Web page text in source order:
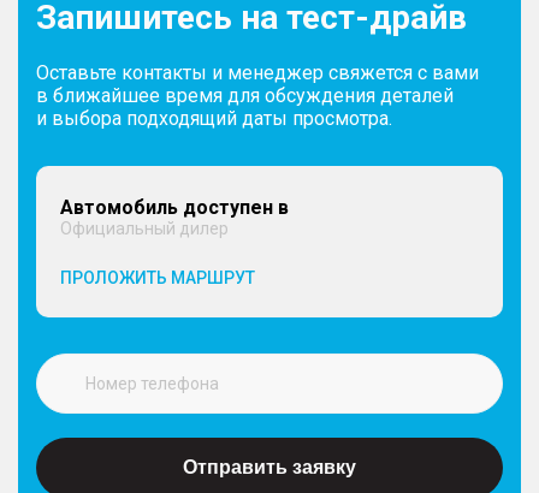
Запишитесь на тест-драйв
Оставьте контакты и менеджер свяжется с вами
в ближайшее время для обсуждения деталей
и выбора подходящий даты просмотра.
Автомобиль доступен в
Официальный дилер
ПРОЛОЖИТЬ МАРШРУТ
Отправить заявку